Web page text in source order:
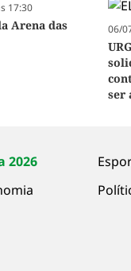
17:30
Arena das
06/
ser
2026